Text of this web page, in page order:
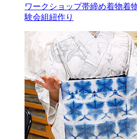
ワークショップ帯締め着物着
験会組紐作り